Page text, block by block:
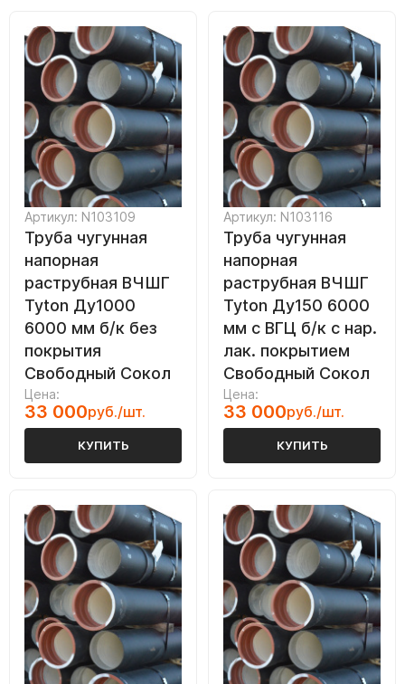
Артикул: N103109
Труба чугунная
напорная
раструбная ВЧШГ
Tyton Ду1000
6000 мм б/к без
покрытия
Свободный Сокол
Цена:
33 000руб./шт.
КУПИТЬ
Артикул: N103116
Труба чугунная
напорная
раструбная ВЧШГ
Tyton Ду150 6000
мм с ВГЦ б/к с нар.
лак. покрытием
Свободный Сокол
Цена:
33 000руб./шт.
КУПИТЬ